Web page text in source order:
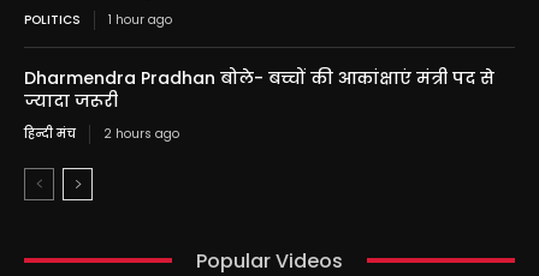
POLITICS 1 hour ago
Dharmendra Pradhan बोले- बच्चों की आकांक्षाएं मंत्री पद से
ज्यादा जरूरी
हिन्दी मंच 2 hours ago
Popular Videos